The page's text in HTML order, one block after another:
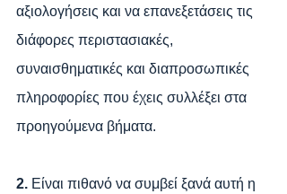
αξιολογήσεις και να επανεξετάσεις τις
διάφορες περιστασιακές,
συναισθηματικές και διαπροσωπικές
πληροφορίες που έχεις συλλέξει στα
προηγούμενα βήματα.
2. Είναι πιθανό να συμβεί ξανά αυτή η